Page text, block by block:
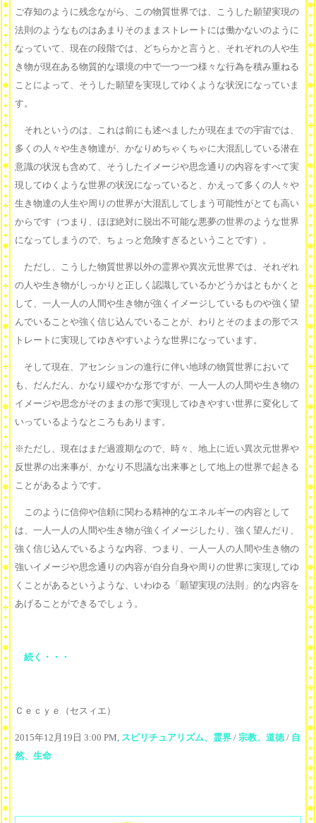
ご存知のように残念ながら、この物質世界では、こうした願望実現の
法則のようなものはあまりそのままストレートには働かないのように
なっていて、現在の段階では、どちらかと言うと、それぞれの人や生
き物が現在ある物質的な環境の中で一つ一つ様々な行為を積み重ねる
ことによって、そうした願望を実現してゆくような状況になっていま
す。
それというのは、これは前にも述べましたが現在までの宇宙では、
多くの人々や生き物達が、かなりめちゃくちゃに大混乱している潜在
意識の状況も含めて、そうしたイメージや思念通りの内容をすべて実
現してゆくような世界の状況になっていると、かえって多くの人々や
生き物達の人生や周りの世界が大混乱してしまう可能性がとても高い
からです（つまり、ほぼ絶対に脱出不可能な悪夢の世界のような世界
になってしまうので、ちょっと危険すぎるということです）。
ただし、こうした物質世界以外の霊界や異次元世界では、それぞれ
の人や生き物がしっかりと正しく認識しているかどうかはともかくと
して、一人一人の人間や生き物が強くイメージしているものや強く望
んでいることや強く信じ込んでいることが、わりとそのままの形でス
トレートに実現してゆきやすいような世界になっています。
そして現在、アセンションの進行に伴い地球の物質世界において
も、だんだん、かなり緩やかな形ですが、一人一人の人間や生き物の
イメージや思念がそのままの形で実現してゆきやすい世界に変化して
いっているようなところもあります。
※ただし、現在はまだ過渡期なので、時々、地上に近い異次元世界や
反世界の出来事が、かなり不思議な出来事として地上の世界で起きる
ことがあるようです。
このように信仰や信頼に関わる精神的なエネルギーの内容として
は、一人一人の人間や生き物が強くイメージしたり、強く望んだり、
強く信じ込んでいるような内容、つまり、一人一人の人間や生き物の
強いイメージや思念通りの内容が自分自身や周りの世界に実現してゆ
くことがあるというような、いわゆる「願望実現の法則」的な内容を
あげることができるでしょう。
続く・・・
Ｃｅｃｙｅ（セスィエ）
2015年12月19日 3:00 PM, スピリチュアリズム、霊界 / 宗教、道徳/ 自
然、生命